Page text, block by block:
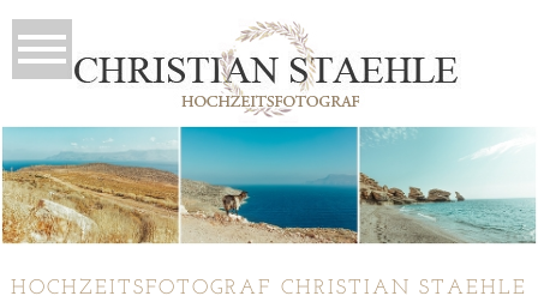
HOCHZEITSFOTOGRAF CHRISTIAN STAEHLE